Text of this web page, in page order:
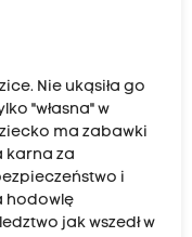
Nie ukąsiła go
"własna" w
ma zabawki
karna za
i
hodowlę
jak wszedł w